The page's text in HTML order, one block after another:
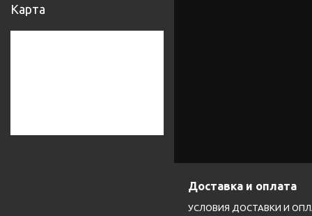
Карта
Доставка и оплата
УСЛОВИЯ ДОСТАВКИ И